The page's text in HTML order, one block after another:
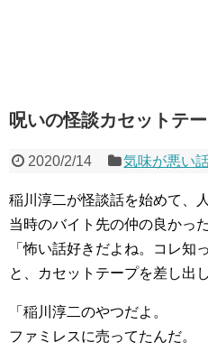
呪いの怪談カセットテ
2020/2/14 気味が悪い
稲川淳二が怪談話を始めて、
当時のバイト先の仲の良かっ
「怖い話好きだよね。コレ知
と、カセットテープを差し出し
「稲川淳二のやつだよ。
ファミレスに売ってたんだ。